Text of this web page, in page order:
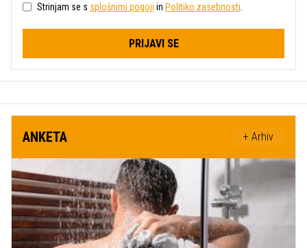
Strinjam se s splošnimi pogoji in Politiko zasebnosti
PRIJAVI SE
ANKETA + Arhiv